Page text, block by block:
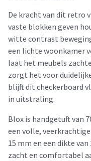
De kracht van dit retro
vaste blokken geven
witte contrast
een lichte woonkamer
laat het meubels
zorgt het voor
blijft dit checkerboard
in uitstraling.
Blox is handgetuft van
een volle,
15 mm en een dikte
zacht en comfortabel